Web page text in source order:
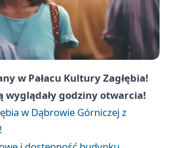
w Pałacu Kultury Zagłębia!
wyglądały godziny otwarcia!
w Dąbrowie Górniczej z